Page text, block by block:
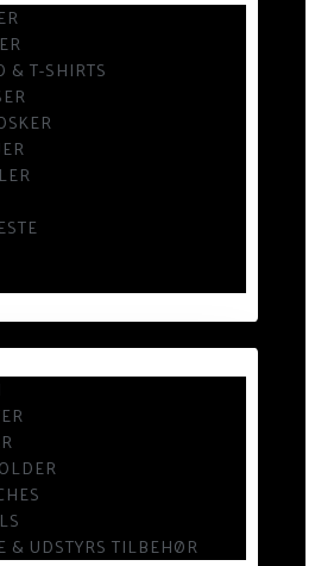
& T-SHIRTS
& UDSTYRS TILBEHØR